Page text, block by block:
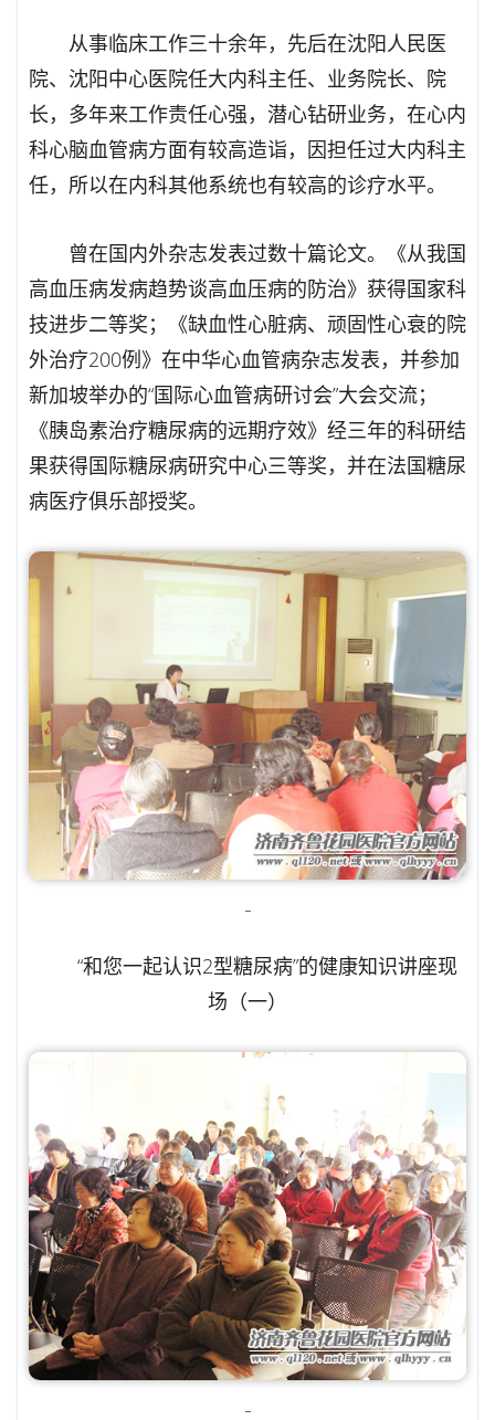
从事临床工作三十余年，先后在沈阳人民医
院、沈阳中心医院任大内科主任、业务院长、院
长，多年来工作责任心强，潜心钻研业务，在心内
科心脑血管病方面有较高造诣，因担任过大内科主
任，所以在内科其他系统也有较高的诊疗水平。
曾在国内外杂志发表过数十篇论文。《从我国
高血压病发病趋势谈高血压病的防治》获得国家科
技进步二等奖；《缺血性心脏病、顽固性心衰的院
外治疗200例》在中华心血管病杂志发表，并参加
新加坡举办的“国际心血管病研讨会”大会交流；
《胰岛素治疗糖尿病的远期疗效》经三年的科研结
果获得国际糖尿病研究中心三等奖，并在法国糖尿
病医疗俱乐部授奖。
“和您一起认识2型糖尿病”的健康知识讲座现
场（一）